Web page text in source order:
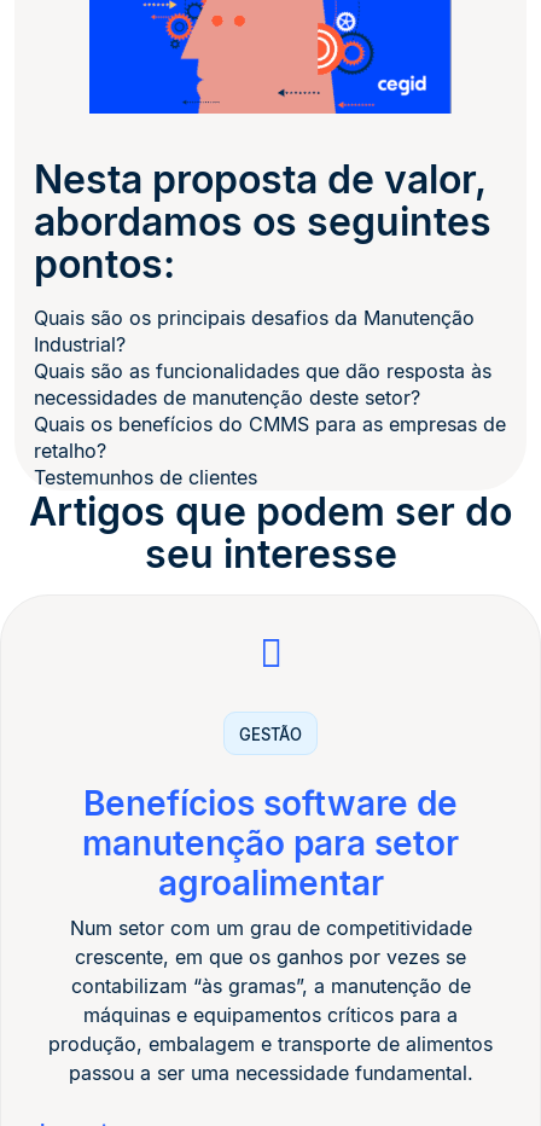
Nesta proposta de valor,
abordamos os seguintes
pontos:
Quais são os principais desafios da Manutenção
Industrial?
Quais são as funcionalidades que dão resposta às
necessidades de manutenção deste setor?
Quais os benefícios do CMMS para as empresas de
retalho?
Testemunhos de clientes
Artigos que podem ser do
seu interesse
GESTÃO
Benefícios software de
manutenção para setor
agroalimentar
Num setor com um grau de competitividade
crescente, em que os ganhos por vezes se
contabilizam “às gramas”, a manutenção de
máquinas e equipamentos críticos para a
produção, embalagem e transporte de alimentos
passou a ser uma necessidade fundamental.